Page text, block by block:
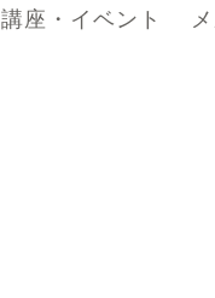
講座・イベント